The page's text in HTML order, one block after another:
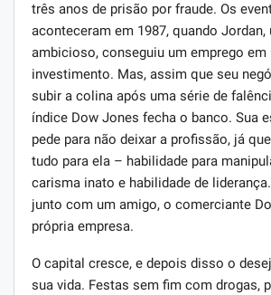
três anos de prisão por fraude. Os
aconteceram em 1987, quando Jordan,
ambicioso, conseguiu um emprego em
investimento. Mas, assim que seu
subir a colina após uma série de
índice Dow Jones fecha o banco. Sua
pede para não deixar a profissão, já
tudo para ela – habilidade para
carisma inato e habilidade de
junto com um amigo, o comerciante
própria empresa.
O capital cresce, e depois disso o
sua vida. Festas sem fim com drogas,